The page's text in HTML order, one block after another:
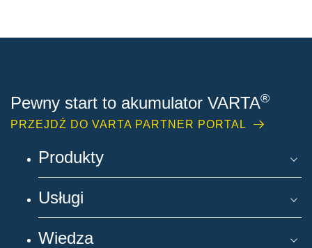
Pewny start to akumulator VARTA®
PRZEJDŹ DO VARTA PARTNER PORTAL
Produkty
Usługi
Wiedza